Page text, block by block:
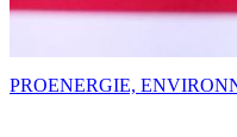
PROENERGIE,